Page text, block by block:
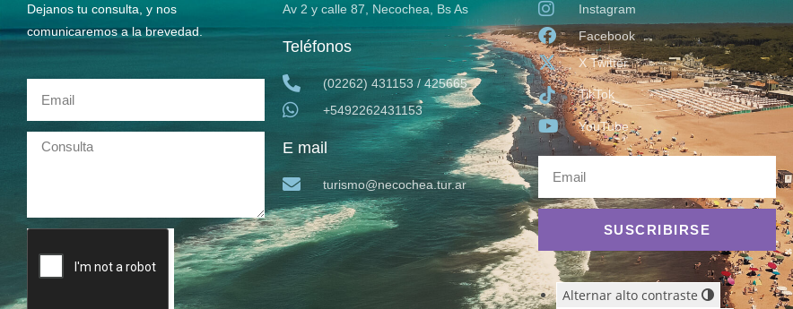
Dejanos tu consulta, y nos
comunicaremos a la brevedad.
Av 2 y calle 87, Necochea, Bs As
Teléfonos
(02262) 431153 / 425665
+5492262431153
E mail
turismo@necochea.tur.ar
Instagram
Facebook
X Twitter
TikTok
YouTube
SUSCRIBIRSE
Alternar alto contraste